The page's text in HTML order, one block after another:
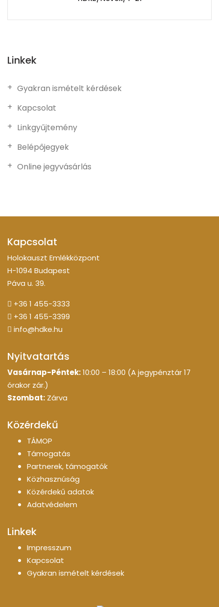
Linkek
Gyakran ismételt kérdések
Kapcsolat
Linkgyűjtemény
Belépőjegyek
Online jegyvásárlás
Kapcsolat
Holokauszt Emlékközpont
H-1094 Budapest
Páva u. 39.
+36 1 455-3333
+36 1 455-3399
info@hdke.hu
Nyitvatartás
Vasárnap-Péntek:10:00 – 18:00 (A jegypénztár 17
órakor zár.)
Szombat: Zárva
Közérdekű
TÁMOP
Támogatás
Partnerek, támogatók
Közhasznúság
Közérdekű adatok
Adatvédelem
Linkek
Impresszum
Kapcsolat
Gyakran ismételt kérdések